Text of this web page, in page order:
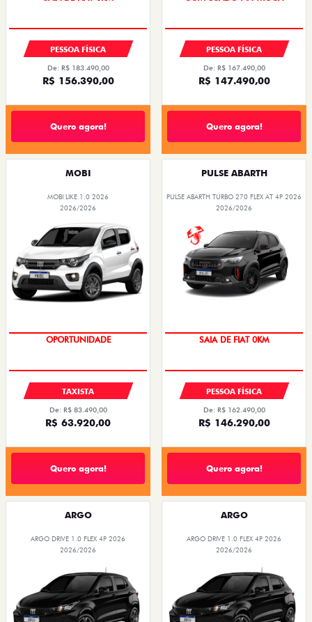
PESSOA FÍSICA
De: R$ 183.490,00
R$ 156.390,00
Quero agora!
PESSOA FÍSICA
De: R$ 167.490,00
R$ 147.490,00
Quero agora!
MOBI
MOBI LIKE 1.0 2026
2026/2026
OPORTUNIDADE
TAXISTA
De: R$ 83.490,00
R$ 63.920,00
Quero agora!
PULSE ABARTH
PULSE ABARTH TURBO 270 FLEX AT 4P 2026
2026/2026
PESSOA FÍSICA
De: R$ 162.490,00
R$ 146.290,00
Quero agora!
ARGO
ARGO DRIVE 1.0 FLEX 4P 2026
2026/2026
ARGO
ARGO DRIVE 1.0 FLEX 4P 2026
2026/2026